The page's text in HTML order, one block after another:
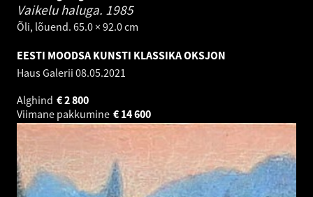
Vaikelu haluga. 1985
Õli, lõuend. 65.0 × 92.0 cm
EESTI MOODSA KUNSTI KLASSIKA OKSJON
Haus Galerii 08.05.2021
Alghind
2 800
€
Viimane pakkumine
14 600
€